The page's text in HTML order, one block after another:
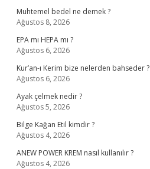
Muhtemel bedel ne demek ?
Ağustos 8, 2026
EPA mı HEPA mı ?
Ağustos 6, 2026
Kur’an-ı Kerim bize nelerden bahseder ?
Ağustos 6, 2026
Ayak çelmek nedir ?
Ağustos 5, 2026
Bilge Kağan Etil kimdir ?
Ağustos 4, 2026
ANEW POWER KREM nasıl kullanılır ?
Ağustos 4, 2026